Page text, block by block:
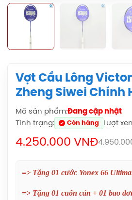
Vợt Cầu Lông Victor
Zheng Siwei Chính
Mã sản phẩm:Đang cập nhật
Tình trạng:
Còn hàng Lượt
4.250.000 VNĐ
=> Tặng 01 cước Yonex 66
=> Tặng 01 cuốn cán + 01 bao